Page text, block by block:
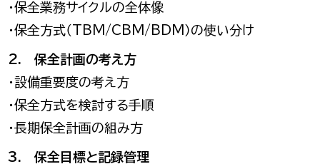
・保全業務サイクルの全体像
・保全方式（TBM/CBM/BDM）の使い分け
2. 保全計画の考え方
・設備重要度の考え方
・保全方式を検討する手順
・長期保全計画の組み方
3. 保全目標と記録管理